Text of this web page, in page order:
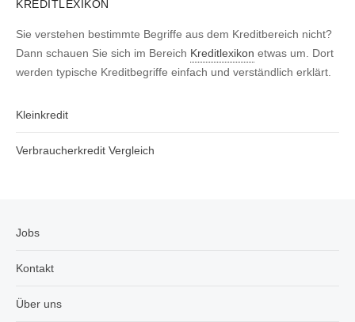
KREDITLEXIKON
Sie verstehen bestimmte Begriffe aus dem Kreditbereich nicht?
Dann schauen Sie sich im Bereich Kreditlexikon etwas um. Dort
werden typische Kreditbegriffe einfach und verständlich erklärt.
Kleinkredit
Verbraucherkredit Vergleich
Jobs
Kontakt
Über uns